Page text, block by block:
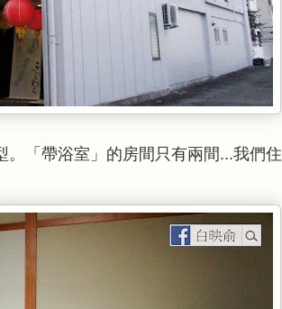
「帶浴室」的房間只有兩間...我們住